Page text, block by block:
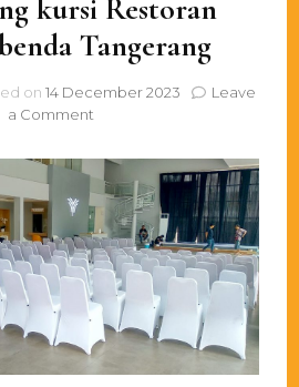
kursi Restoran
Tangerang
on 14 December 2023
Leave
a Comment
Sarung
kursi
Restoran
berkelas
benda
Tangerang